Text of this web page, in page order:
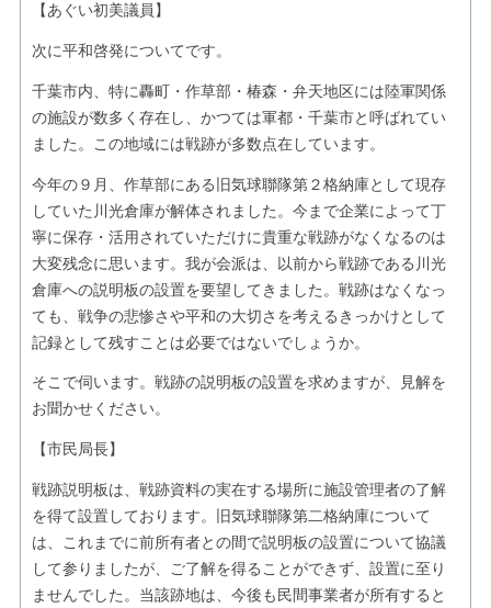
【あぐい初美議員】
次に平和啓発についてです。
千葉市内、特に轟町・作草部・椿森・弁天地区には陸軍関係
の施設が数多く存在し、かつては軍都・千葉市と呼ばれてい
ました。この地域には戦跡が多数点在しています。
今年の９月、作草部にある旧気球聯隊第２格納庫として現存
していた川光倉庫が解体されました。今まで企業によって丁
寧に保存・活用されていただけに貴重な戦跡がなくなるのは
大変残念に思います。我が会派は、以前から戦跡である川光
倉庫への説明板の設置を要望してきました。戦跡はなくなっ
ても、戦争の悲惨さや平和の大切さを考えるきっかけとして
記録として残すことは必要ではないでしょうか。
そこで伺います。戦跡の説明板の設置を求めますが、見解を
お聞かせください。
【市民局長】
戦跡説明板は、戦跡資料の実在する場所に施設管理者の了解
を得て設置しております。旧気球聯隊第二格納庫について
は、これまでに前所有者との間で説明板の設置について協議
して参りましたが、ご了解を得ることができず、設置に至り
ませんでした。当該跡地は、今後も民間事業者が所有すると